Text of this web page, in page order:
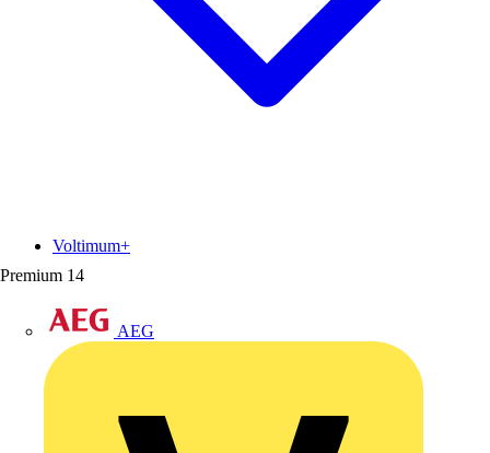
Premium 14
AEG
Voltimum+